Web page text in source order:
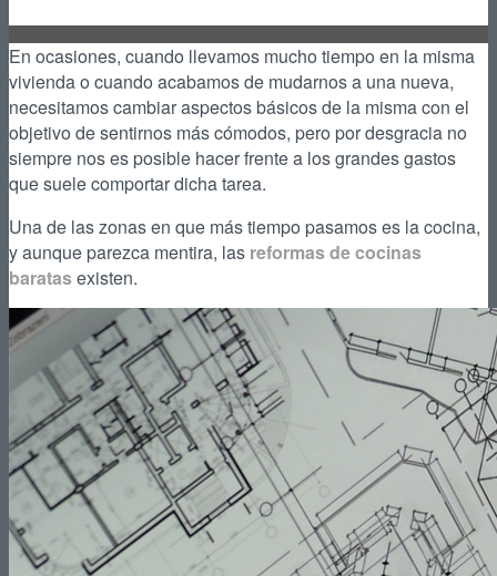
En ocasiones, cuando llevamos mucho tiempo en la misma
vivienda o cuando acabamos de mudarnos a una nueva,
necesitamos cambiar aspectos básicos de la misma con el
objetivo de sentirnos más cómodos, pero por desgracia no
siempre nos es posible hacer frente a los grandes gastos
que suele comportar dicha tarea.
Una de las zonas en que más tiempo pasamos es la cocina,
y aunque parezca mentira, las reformas de cocinas
baratasexisten.